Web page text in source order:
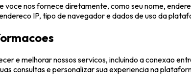
voce nos fornece diretamente, como seu nome,
IP, tipo de navegador e dados de uso da
e melhorar nossos servicos, incluindo a conexao
consultas e personalizar sua experiencia na